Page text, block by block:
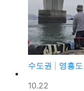
수도권
영흥도
등록일
10.22